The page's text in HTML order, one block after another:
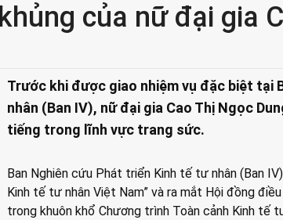
của nữ đại gia
Trước khi được giao nhiệm vụ đặc biệt tại
nhân (Ban IV), nữ đại gia Cao Thị Ngọc
tiếng trong lĩnh vực trang sức.
Ban Nghiên cứu Phát triển Kinh tế tư nhân (Ban
Kinh tế tư nhân Việt Nam” và ra mắt Hội đồng
trong khuôn khổ Chương trình Toàn cảnh Kinh tế